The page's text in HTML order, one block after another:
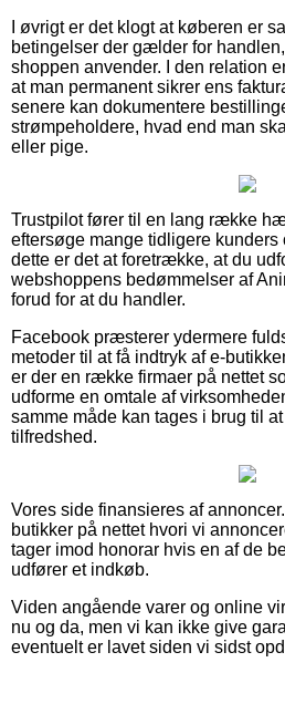
I øvrigt er det klogt at køberen er
betingelser der gælder for
shoppen anvender. I den relation
at man permanent sikrer ens
senere kan dokumentere
strømpeholdere, hvad end man
eller pige.
Trustpilot fører til en lang række
eftersøge mange tidligere kunders
dette er det at foretrække, at du
webshoppens bedømmelser af
forud for at du handler.
Facebook præsterer ydermere
metoder til at få indtryk af e-
er der en række firmaer på nettet
udforme en omtale af
samme måde kan tages i brug til
tilfredshed.
Vores side finansieres af
butikker på nettet hvori vi
tager imod honorar hvis en af de
udfører et indkøb.
Viden angående varer og online
nu og da, men vi kan ikke give
eventuelt er lavet siden vi sidst